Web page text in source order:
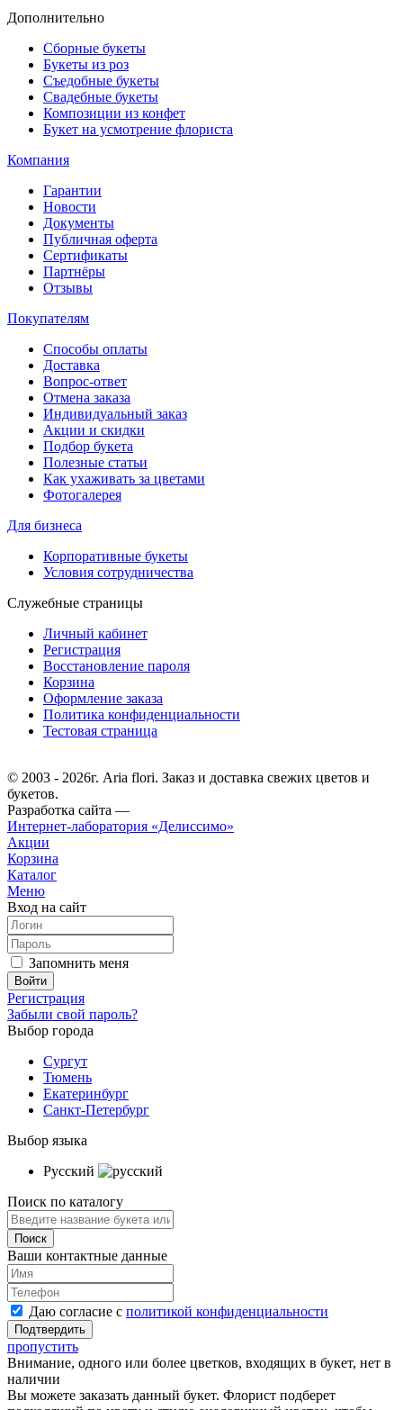
Дополнительно
Сборные букеты
Букеты из роз
Съедобные букеты
Свадебные букеты
Композиции из конфет
Букет на усмотрение флориста
Компания
Гарантии
Новости
Документы
Публичная оферта
Сертификаты
Партнёры
Отзывы
Покупателям
Способы оплаты
Доставка
Вопрос-ответ
Отмена заказа
Индивидуальный заказ
Акции и скидки
Подбор букета
Полезные статьи
Как ухаживать за цветами
Фотогалерея
Для бизнеса
Корпоративные букеты
Условия сотрудничества
Служебные страницы
Личный кабинет
Регистрация
Восстановление пароля
Корзина
Оформление заказа
Политика конфиденциальности
Тестовая страница
© 2003 - 2026г. Aria flori. Заказ и доставка свежих цветов и
букетов.
Разработка сайта —
Интернет-лаборатория «Делиссимо»
Акции
Корзина
Каталог
Меню
Вход на сайт
Запомнить меня
Регистрация
Забыли свой пароль?
Выбор города
Сургут
Тюмень
Екатеринбург
Санкт-Петербург
Выбор языка
Русский
Поиск по каталогу
Ваши контактные данные
Даю согласие с политикой конфиденциальности
пропустить
Внимание, одного или более цветков, входящих в букет, нет в
наличии
Вы можете заказать данный букет. Флорист подберет